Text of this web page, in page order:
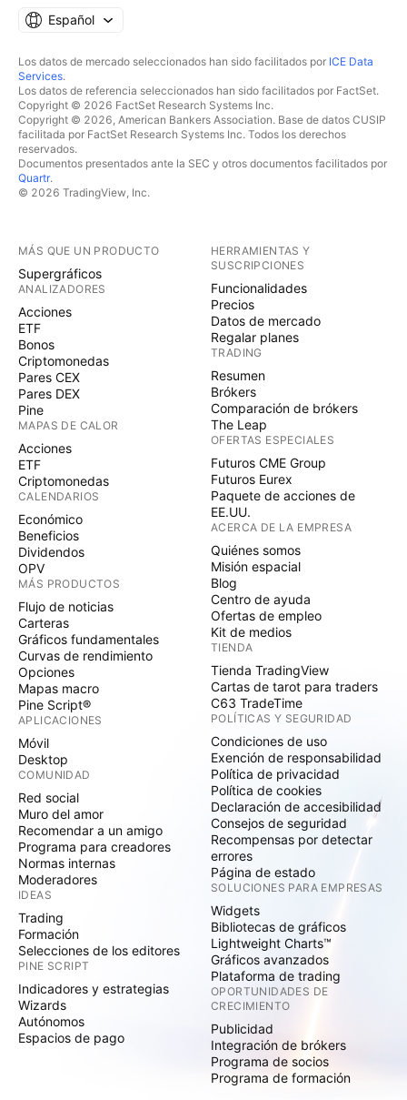
Español
Los datos de mercado seleccionados han sido facilitados por ICE Data
Services.
Los datos de referencia seleccionados han sido facilitados por FactSet.
Copyright © 2026 FactSet Research Systems Inc.
Copyright © 2026, American Bankers Association. Base de datos CUSIP
facilitada por FactSet Research Systems Inc. Todos los derechos
reservados.
Documentos presentados ante la SEC y otros documentos facilitados por
Quartr.
© 2026 TradingView, Inc.
MÁS QUE UN PRODUCTO
Supergráficos
ANALIZADORES
Acciones
ETF
Bonos
Criptomonedas
Pares CEX
Pares DEX
Pine
MAPAS DE CALOR
Acciones
ETF
Criptomonedas
CALENDARIOS
Económico
Beneficios
Dividendos
OPV
MÁS PRODUCTOS
Flujo de noticias
Carteras
Gráficos fundamentales
Curvas de rendimiento
Opciones
Mapas macro
Pine Script®
APLICACIONES
Móvil
Desktop
COMUNIDAD
Red social
Muro del amor
Recomendar a un amigo
Programa para creadores
Normas internas
Moderadores
IDEAS
Trading
Formación
Selecciones de los editores
PINE SCRIPT
Indicadores y estrategias
Wizards
Autónomos
Espacios de pago
HERRAMIENTAS Y
SUSCRIPCIONES
Funcionalidades
Precios
Datos de mercado
Regalar planes
TRADING
Resumen
Brókers
Comparación de brókers
The Leap
OFERTAS ESPECIALES
Futuros CME Group
Futuros Eurex
Paquete de acciones de
EE.UU.
ACERCA DE LA EMPRESA
Quiénes somos
Misión espacial
Blog
Centro de ayuda
Ofertas de empleo
Kit de medios
TIENDA
Tienda TradingView
Cartas de tarot para traders
C63 TradeTime
POLÍTICAS Y SEGURIDAD
Condiciones de uso
Exención de responsabilidad
Política de privacidad
Política de cookies
Declaración de accesibilidad
Consejos de seguridad
Recompensas por detectar
errores
Página de estado
SOLUCIONES PARA EMPRESAS
Widgets
Bibliotecas de gráficos
Lightweight Charts™
Gráficos avanzados
Plataforma de trading
OPORTUNIDADES DE
CRECIMIENTO
Publicidad
Integración de brókers
Programa de socios
Programa de formación